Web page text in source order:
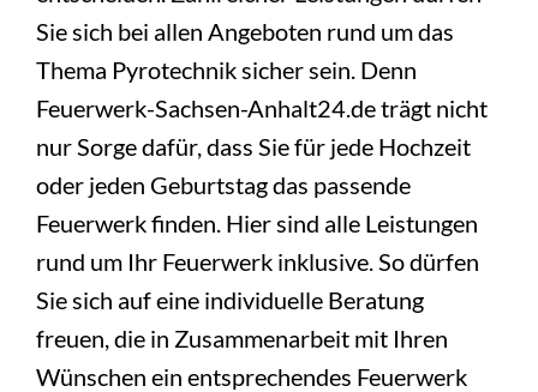
Sie sich bei allen Angeboten rund um das
Thema Pyrotechnik sicher sein. Denn
Feuerwerk-Sachsen-Anhalt24.de trägt nicht
nur Sorge dafür, dass Sie für jede Hochzeit
oder jeden Geburtstag das passende
Feuerwerk finden. Hier sind alle Leistungen
rund um Ihr Feuerwerk inklusive. So dürfen
Sie sich auf eine individuelle Beratung
freuen, die in Zusammenarbeit mit Ihren
Wünschen ein entsprechendes Feuerwerk